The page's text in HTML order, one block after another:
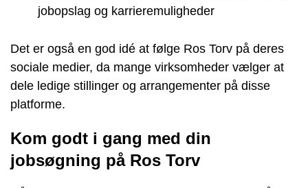
jobopslag og karrieremuligheder
Det er også en god idé at følge Ros Torv på deres
sociale medier, da mange virksomheder vælger at
dele ledige stillinger og arrangementer på disse
platforme.
Kom godt i gang med din
jobsøgning på Ros Torv